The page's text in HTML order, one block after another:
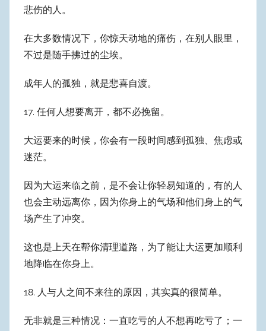
悲伤的人。
在大多数情况下，你惊天动地的痛伤，在别人眼里，
不过是随手拂过的尘埃。
成年人的孤独，就是悲喜自渡。
17. 任何人想要离开，都不必挽留。
大运要来的时候，你会有一段时间感到孤独、焦虑或
迷茫。
因为大运来临之前，是不会让你轻易知道的，有的人
也会主动远离你，因为你身上的气场和他们身上的气
场产生了冲突。
这也是上天在帮你清理道路，为了能让大运更加顺利
地降临在你身上。
18. 人与人之间不来往的原因，其实真的很简单。
无非就是三种情况：一直吃亏的人不想再吃亏了；一